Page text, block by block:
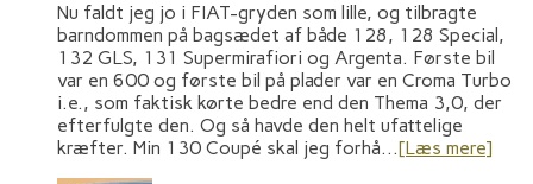
Nu faldt jeg jo i FIAT-gryden som lille, og tilbragte
barndommen på bagsædet af både 128, 128 Special,
132 GLS, 131 Supermirafiori og Argenta. Første bil
var en 600 og første bil på plader var en Croma Turbo
i.e., som faktisk kørte bedre end den Thema 3,0, der
efterfulgte den. Og så havde den helt ufattelige
kræfter. Min 130 Coupé skal jeg forhå…[Læs mere]